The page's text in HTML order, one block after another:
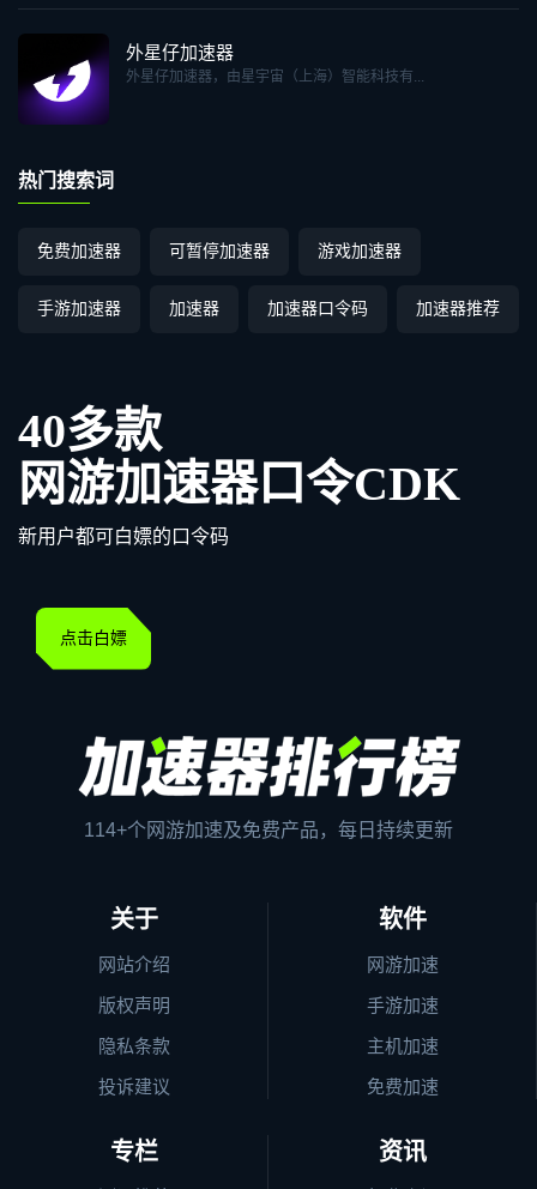
外星仔加速器
外星仔加速器，由星宇宙（上海）智能科技有...
热门搜索词
免费加速器 可暂停加速器 游戏加速器
手游加速器 加速器 加速器口令码 加速器推荐
40多款
网游加速器口令CDK
新用户都可白嫖的口令码
点击白嫖
114+个网游加速及免费产品，每日持续更新
关于
网站介绍
版权声明
隐私条款
投诉建议
软件
网游加速
手游加速
主机加速
免费加速
专栏 资讯